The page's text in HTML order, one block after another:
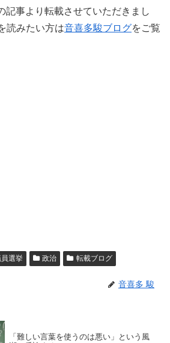
記事より転載させていただきまし
読みたい方は音喜多駿ブログをご覧
選挙 政治 転載ブログ
音喜多 駿
「難しい言葉を使うのは悪い」という風